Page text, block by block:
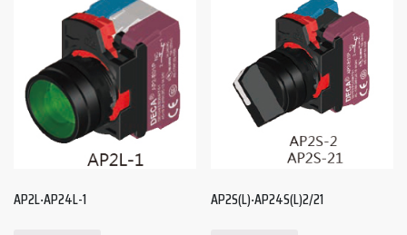
AP2L‧AP24L-1 AP2S(L)‧AP24S(L)2/21